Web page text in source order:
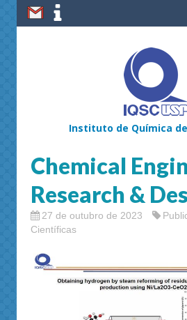
Instituto de Química
Chemical
Research &
27 de outubro de 2023
Científicas